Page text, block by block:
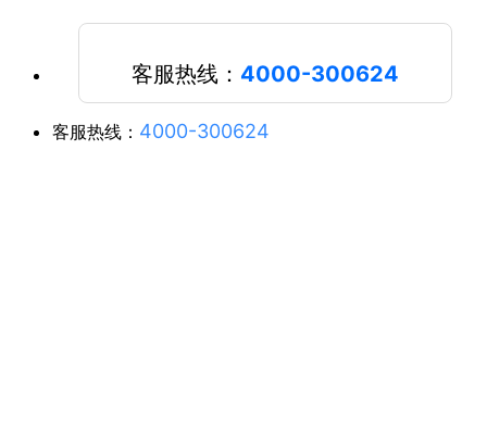
客服热线： 4000-300624
客服热线： 4000-300624